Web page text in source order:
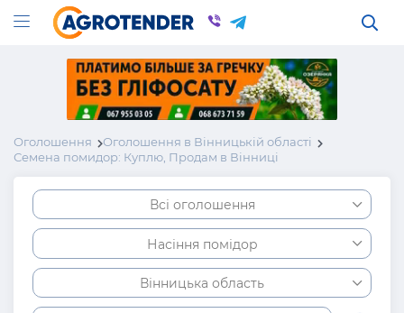
Оголошення
Оголошення в Вінницькій області
Семена помидор: Куплю, Продам в Вінниці
Всі оголошення
Насіння помідор
Вінницька область